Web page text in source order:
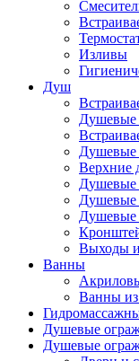
Изливы
Душ
Душевые
Душевые
Верхние
Душевые
Душевые
Душевые
Выходы
Ванны
Ванны из
Душевые
Душевые